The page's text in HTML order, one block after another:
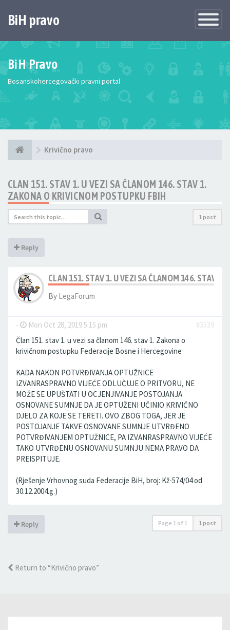
Toggle
BiH pravo
BiH Pravo
Bosanskohercegovački pravni portal
Krivično pravo
CLAN 151. STAV 1. U VEZI SA ČLANOM 146. STAV 1.
ZAKONA O KRIVICNOM POSTUPKU FBIH
1 post
Reply
CLAN 151. STAV 1. U VEZI SA ČLANOM 146. STAV
By LegaForum
- Mon Oct 28, 2019 5:15 pm
#3539
Član 151. stav 1. u vezi sa članom 146. stav 1. Zakona o
krivičnom postupku Federacije Bosne i Hercegovine
KADA NAKON POTVRĐIVANJA OPTUŽNICE
IZVANRASPRAVNO VIJEĆE ODLUČUJE O PRITVORU, NE
MOŽE SE UPUŠTATI U OCJENJIVANJE POSTOJANJA
OSNOVANE SUMNJE DA JE OPTUŽENI UČINIO KRIVIČNO
DJELO ZA KOJE SE TERETI. OVO ZBOG TOGA, JER JE
POSTOJANJE TAKVE OSNOVANE SUMNJE UTVRĐENO
POTVRĐIVANJEM OPTUŽNICE, PA IZVANRASPRAVNO VIJEĆE
TAKO UTVRĐENU OSNOVANU SUMNJU NEMA PRAVO DA
PREISPITUJE.
(Rješenje Vrhovnog suda Federacije BiH, broj: Kž-574/04 od
30.12.2004.g.)
Reply Page 1 of 1 1 post
Return to “Krivično pravo”